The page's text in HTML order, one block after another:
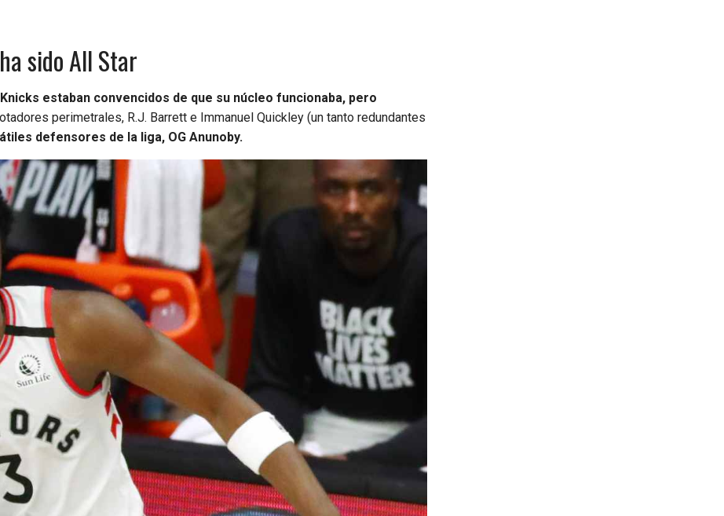
sido All Star
estaban convencidos de que su núcleo funcionaba, pero
perimetrales, R.J. Barrett e Immanuel Quickley (un tanto redundantes
defensores de la liga, OG Anunoby.